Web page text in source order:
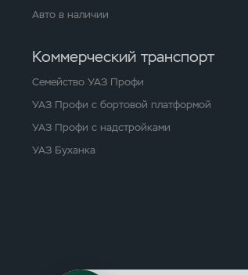
Авто в наличии
Коммерческий транспорт
Семейство УАЗ Профи
УАЗ Профи с бортовой платформой
УАЗ Профи с надстройками
УАЗ Буханка